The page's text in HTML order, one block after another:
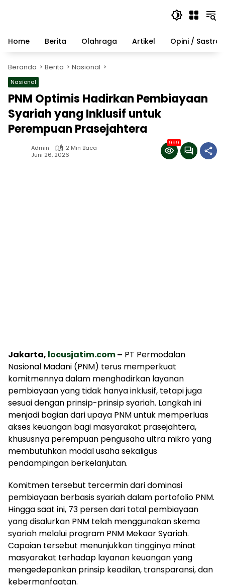
Home
Berita Olahraga Artikel Opini / Sastra
Beranda Berita Nasional
Nasional
PNM Optimis Hadirkan Pembiayaan
Syariah yang Inklusif untuk
Perempuan Prasejahtera
Admin
2 Min Baca
Juni 26, 2026
999
Jakarta, locusjatim.com– PT Permodalan
Nasional Madani (PNM) terus memperkuat
komitmennya dalam menghadirkan layanan
pembiayaan yang tidak hanya inklusif, tetapi juga
sesuai dengan prinsip-prinsip syariah. Langkah ini
menjadi bagian dari upaya PNM untuk memperluas
akses keuangan bagi masyarakat prasejahtera,
khususnya perempuan pengusaha ultra mikro yang
membutuhkan modal usaha sekaligus
pendampingan berkelanjutan.
Komitmen tersebut tercermin dari dominasi
pembiayaan berbasis syariah dalam portofolio PNM.
Hingga saat ini, 73 persen dari total pembiayaan
yang disalurkan PNM telah menggunakan skema
syariah melalui program PNM Mekaar Syariah.
Capaian tersebut menunjukkan tingginya minat
masyarakat terhadap layanan keuangan yang
mengedepankan prinsip keadilan, transparansi, dan
kebermanfaatan.